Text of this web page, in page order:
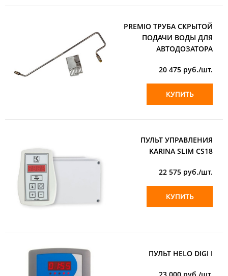
PREMIO ТРУБА СКРЫТОЙ
ПОДАЧИ ВОДЫ ДЛЯ
АВТОДОЗАТОРА
20 475 руб./шт.
КУПИТЬ
ПУЛЬТ УПРАВЛЕНИЯ
KARINA SLIM CS18
22 575 руб./шт.
КУПИТЬ
ПУЛЬТ HELO DIGI I
23 000 руб./шт.